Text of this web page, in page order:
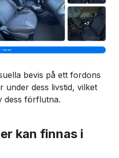
bevis på ett fordons
under dess livstid, vilket
dess förflutna.
kan finnas i